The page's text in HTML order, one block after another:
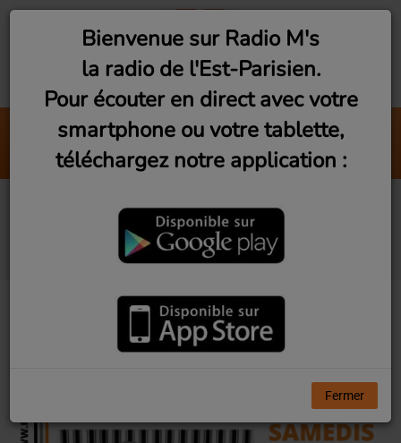
Brasil Mix by DJ Zorba #4
Radio M's (DJ Zorba)
Vu d'Ici! Ep1 - Rugby
Club Montreuillois
Bienvenue sur Radio M's
la radio de l'Est-Parisien.
Pour écouter en direct avec votre
smartphone ou votre tablette,
téléchargez notre application :
Fermer